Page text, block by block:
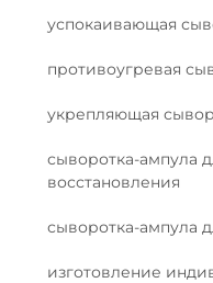
успокаивающая
противоугревая
укрепляющая
сыворотка-ампула
восстановления
сыворотка-ампула
изготовление